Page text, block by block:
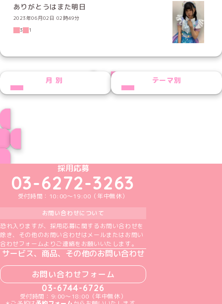
ありがとうはまた明日
2023年06月02日 02時49分
3
1
PREVNEXT
月別 テーマ別
めいどりーみんTikTok公式アカウント
めいどりーみんX公式アカウント
めいどりーみんInstagram公式アカウント
めいどりーみんFacebook公式アカウン
めいどりーみんYouTube公式アカ
採用応募
03-6272-3263
受付時間：10:00～19:00（年中無休）
お問い合わせについて
恐れ入りますが、採用応募に関するお問い合わせを
除き、その他のお問い合わせはメールまたはお問い
合わせフォームよりご連絡をお願いいたします。
サービス、商品、その他のお問い合わせ
お問い合わせフォーム
03-6744-6726
受付時間：9:00～18:00（年中無休）